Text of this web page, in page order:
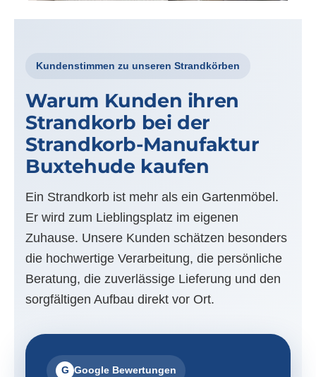
Kundenstimmen zu unseren Strandkörben
Warum Kunden ihren
Strandkorb bei der
Strandkorb-Manufaktur
Buxtehude kaufen
Ein Strandkorb ist mehr als ein Gartenmöbel.
Er wird zum Lieblingsplatz im eigenen
Zuhause. Unsere Kunden schätzen besonders
die hochwertige Verarbeitung, die persönliche
Beratung, die zuverlässige Lieferung und den
sorgfältigen Aufbau direkt vor Ort.
G Google Bewertungen